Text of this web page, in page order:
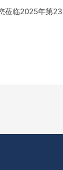
莅临2025年第